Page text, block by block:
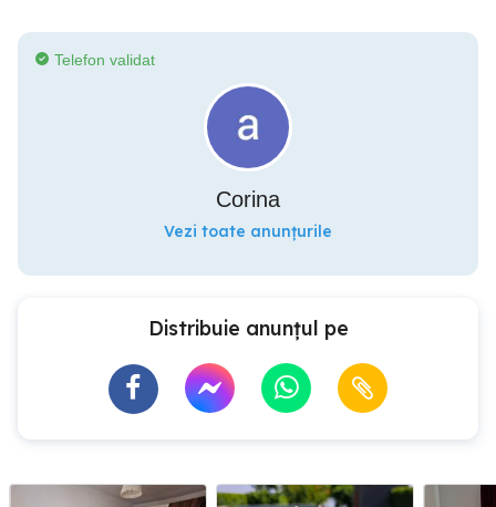
Telefon validat
Corina
Vezi toate anunțurile
Distribuie anunțul pe